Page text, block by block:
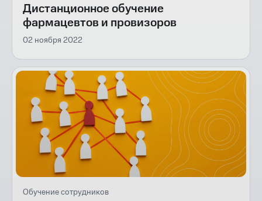
Дистанционное обучение
фармацевтов и провизоров
02 ноября 2022
Обучение сотрудников